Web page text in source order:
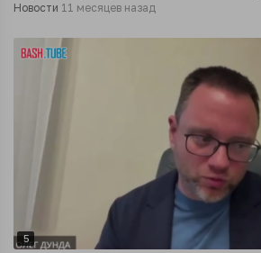
Новости 11 месяцев назад
5